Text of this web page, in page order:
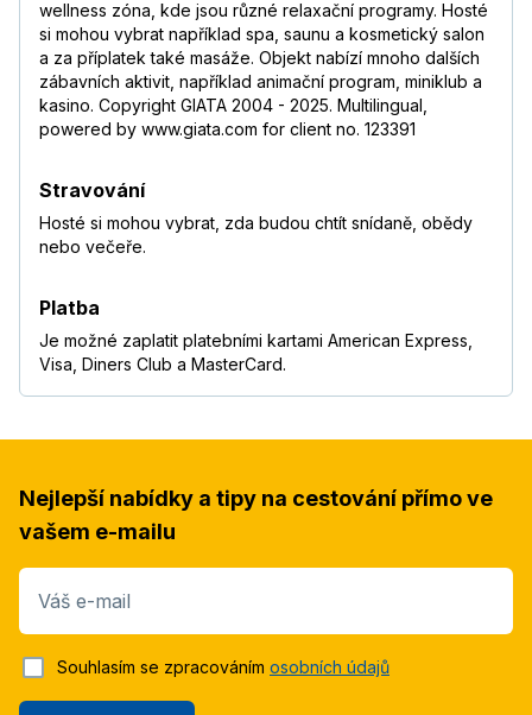
wellness zóna, kde jsou různé relaxační programy. Hosté
si mohou vybrat například spa, saunu a kosmetický salon
a za příplatek také masáže. Objekt nabízí mnoho dalších
zábavních aktivit, například animační program, miniklub a
kasino. Copyright GIATA 2004 - 2025. Multilingual,
powered by www.giata.com for client no. 123391
Stravování
Hosté si mohou vybrat, zda budou chtít snídaně, obědy
nebo večeře.
Platba
Je možné zaplatit platebními kartami American Express,
Visa, Diners Club a MasterCard.
Nejlepší nabídky a tipy na cestování přímo ve
vašem e-mailu
Váš e-mail
Souhlasím se zpracováním osobních údajů